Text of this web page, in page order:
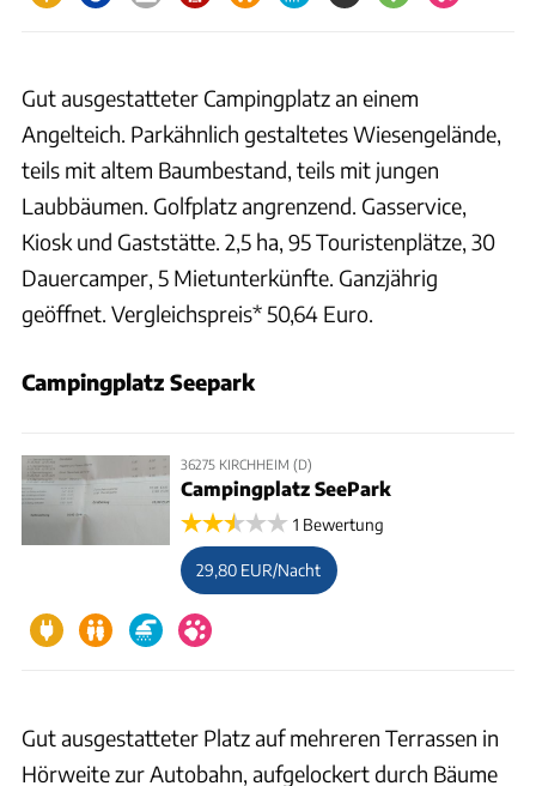
Gut ausgestatteter Campingplatz an einem
Angelteich. Parkähnlich gestaltetes Wiesengelände,
teils mit altem Baumbestand, teils mit jungen
Laubbäumen. Golfplatz angrenzend. Gasservice,
Kiosk und Gaststätte. 2,5 ha, 95 Touristenplätze, 30
Dauercamper, 5 Mietunterkünfte. Ganzjährig
geöffnet. Vergleichspreis* 50,64 Euro.
Campingplatz Seepark
36275 KIRCHHEIM (D)
Campingplatz SeePark
1 Bewertung
29,80 EUR/Nacht
Gut ausgestatteter Platz auf mehreren Terrassen in
Hörweite zur Autobahn, aufgelockert durch Bäume